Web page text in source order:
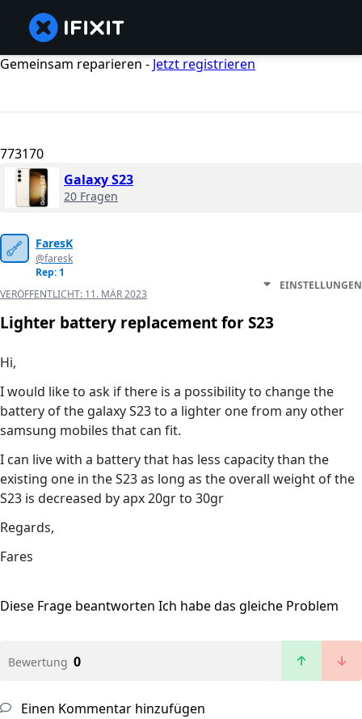
Gemeinsam reparieren - Jetzt registrieren
773170
Galaxy S23
20 Fragen
FaresK
@faresk
Rep: 1
VERÖFFENTLICHT: 11. MÄR 2023
EINSTELLUNGEN
Lighter battery replacement for S23
Hi,
I would like to ask if there is a possibility to change the
battery of the galaxy S23 to a lighter one from any other
samsung mobiles that can fit.
I can live with a battery that has less capacity than the
existing one in the S23 as long as the overall weight of the
S23 is decreased by apx 20gr to 30gr
Regards,
Fares
Diese Frage beantworten Ich habe das gleiche Problem
Bewertung 0
Einen Kommentar hinzufügen